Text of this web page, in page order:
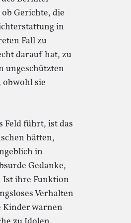
Gerichte, die
in
Fall zu
darauf hat, zu
ungeschützten
sie
Feld führt, ist das
hätten,
in
Gedanke,
Ist ihre Funktion
Verhalten
Kinder warnen